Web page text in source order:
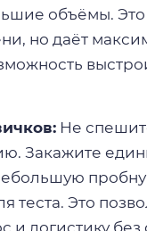
объёмы.
но даёт
Не
Закажите
теста. Это